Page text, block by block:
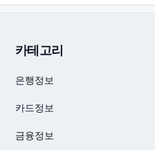
카테고리
은행정보
카드정보
금융정보